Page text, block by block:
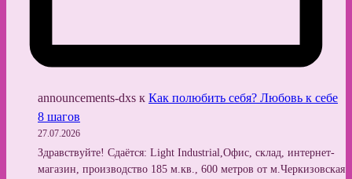
announcements-dxs к Как полюбить себя? Любовь к себе
8 шагов
27.07.2026
Здравствуйте! Сдаётся: Light Industrial,Офис, склад, интернет-
магазин, производство 185 м.кв., 600 метров от м.Черкизовская